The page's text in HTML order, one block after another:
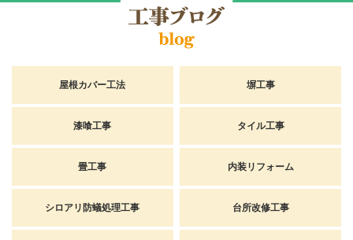
屋根カバー工法 塀工事
漆喰工事 タイル工事
畳工事 内装リフォーム
シロアリ防蟻処理工事 台所改修工事